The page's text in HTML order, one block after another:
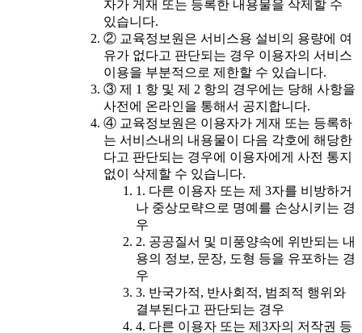
자가 게재 또는 등록한 내용물을 삭제할 수
있습니다.
② 교육정보원은 서비스용 설비의 용량에 여
유가 없다고 판단되는 경우 이용자의 서비스
이용을 부분적으로 제한할 수 있습니다.
③ 제 1 항 및 제 2 항의 경우에는 당해 사항을
사전에 온라인을 통해서 공지합니다.
④ 교육정보원은 이용자가 게재 또는 등록하
는 서비스내의 내용물이 다음 각호에 해당한
다고 판단되는 경우에 이용자에게 사전 통지
없이 삭제할 수 있습니다.
1. 다른 이용자 또는 제 3자를 비방하거
나 중상모략으로 명예를 손상시키는 경
우
2. 공공질서 및 미풍양속에 위반되는 내
용의 정보, 문장, 도형 등을 유포하는 경
우
3. 반국가적, 반사회적, 범죄적 행위와
결부된다고 판단되는 경우
4. 다른 이용자 또는 제3자의 저작권 등